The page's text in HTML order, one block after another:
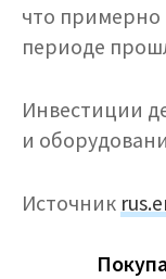
что примерно
периоде
Инвестиции
и
Источник